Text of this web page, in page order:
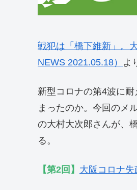
戦犯は「橋下維新」。
NEWS 2021.05.18） よ
新型コロナの第4波に
まったのか。今回のメ
の大村大次郎さんが、
る。
【第2回】 大阪コロナ